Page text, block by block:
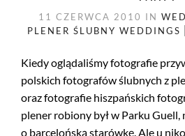
11 CZERWCA 2010 IN
PLENER ŚLUBNY WEDDINGS
Kiedy oglądaliśmy fotografie
polskich fotografów ślubnych z
oraz fotografie hiszpańskich
plener robiony był w Parku
o barcelońską starówkę. Ale u